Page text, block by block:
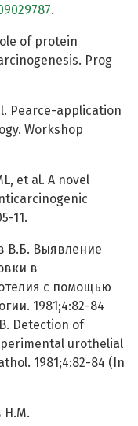
.
of protein
Prog
Pearce-application
Workshop
et al. A novel
11.
В.Б. Выявление
в
с помощью
1981;4:82-84
Detection of
urothelial
1981;4:82-84 (In
Н.М.